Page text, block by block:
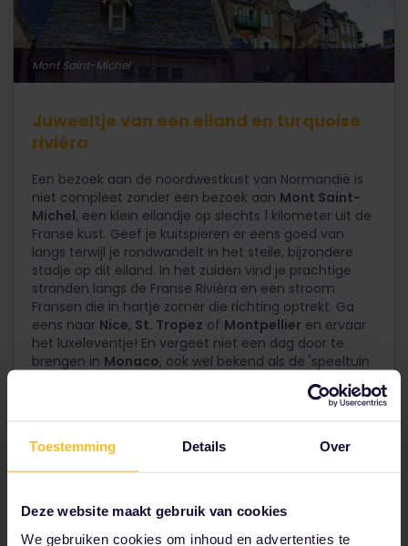
Toestemming Details Over
Deze website maakt gebruik van cookies
We gebruiken cookies om inhoud en advertenties te
Mont Saint-Michel
Juweeltje van een eiland en turquoise
rivièra
Een bezoek aan de noordwestkust van Normandië is
niet compleet zonder een bezoek aan Mont Saint-
Michel, een klein eilandje op slechts 1 kilometer uit de
Franse kust. Geef je kuitspieren er eens goed van
langs terwijl je rondwandelt in het steile, bijzondere
stadje op dit eiland. In het zuiden vind je prachtige
stranden langs de Franse Rivièra en een stroom
Fransen die in hartje zomer die richting optrekt. Ga
eens naar Nice, St. Tropez of Montpellier en ervaar
het luxeleventje! En vergeet niet een dag door te
brengen in Monaco, ook wel bekend als de 'speeltuin
Neem de trein naar Rennes of Dol-de-